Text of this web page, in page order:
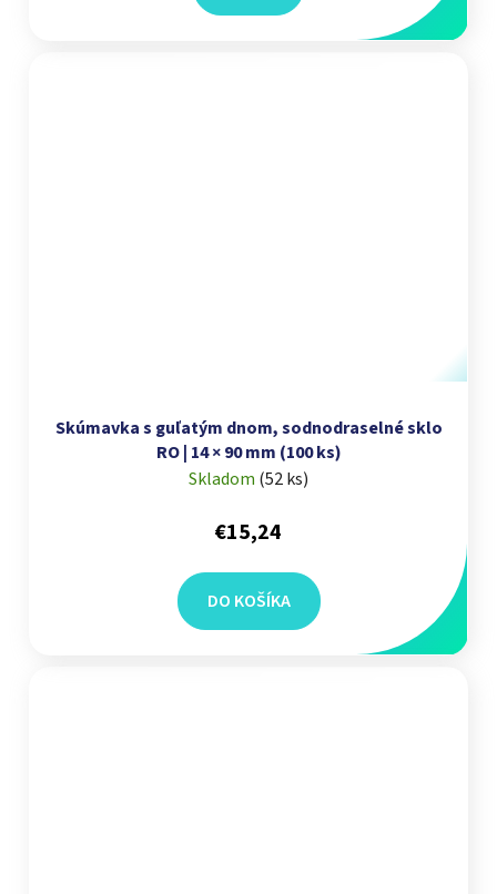
Skúmavka s guľatým dnom, sodnodraselné sklo
RO | 14 × 90 mm (100 ks)
Skladom (52 ks)
€15,24
DO KOŠÍKA